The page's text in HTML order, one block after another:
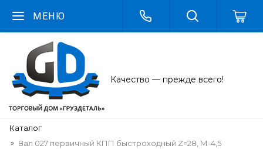
МЕНЮ
Качество — прежде всего!
Каталог
Вал 027 первичный КПП быстроходный Z=28, М-4,5